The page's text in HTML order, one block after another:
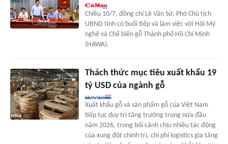
Chiều 10/7, đồng chí Lê Văn Sử, Phó Chủ tịch
UBND tỉnh có buổi tiếp và làm việc với Hội Mỹ
nghệ và Chế biến gỗ Thành phố Hồ Chí Minh
(HAWA).
Thách thức mục tiêu xuất khẩu 19
tỷ USD của ngành gỗ
Xuất khẩu gỗ và sản phẩm gỗ của Việt Nam
tiếp tục duy trì tăng trưởng trong nửa đầu
năm 2026, trong bối cảnh chịu nhiều tác động
của xung đột chính trị, chi phí logistics gia tăng